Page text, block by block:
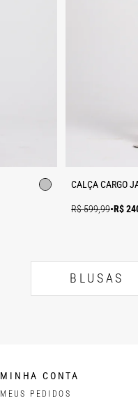
CALÇA CARGO
R$ 599,99•R$
BLUSAS
MINHA CONTA
MEUS PEDIDOS